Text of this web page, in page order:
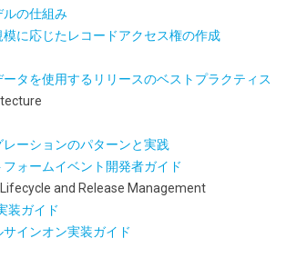
ルの仕組み
模に応じたレコードアクセス権の作成
ータを使用するリリースのベストプラクティス
レーションのパターンと実践
フォームイベント開発者ガイド
and Release Management
装ガイド
サインオン実装ガイド